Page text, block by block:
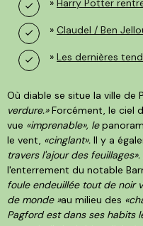
» Claudel / Ben
» Les dernières
Où diable se situe la ville de
verdure.»Forcément, le ciel
vue «imprenable», le
le vent, «cinglant». Il y a
travers l'ajour des feuillages».
l'enterrement du notable
foule endeuillée tout de noir
de monde »au milieu des
Pagford est dans ses habits